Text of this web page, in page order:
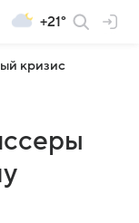
+21°
кризис